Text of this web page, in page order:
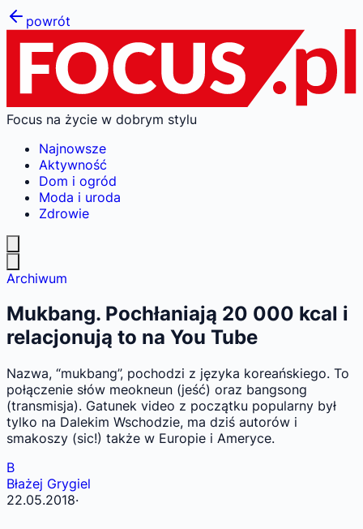
powrót
Focus na życie w dobrym stylu
Najnowsze
Aktywność
Dom i ogród
Moda i uroda
Zdrowie
Archiwum
Mukbang. Pochłaniają 20 000 kcal i
relacjonują to na You Tube
Nazwa, “mukbang”, pochodzi z języka koreańskiego. To
połączenie słów meokneun (jeść) oraz bangsong
(transmisja). Gatunek video z początku popularny był
tylko na Dalekim Wschodzie, ma dziś autorów i
smakoszy (sic!) także w Europie i Ameryce.
B
Błażej Grygiel
22.05.2018·